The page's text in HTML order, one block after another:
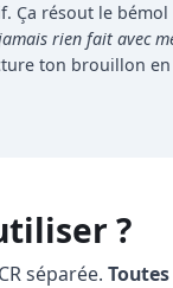
Ça résout le
rien fait avec
ton brouillon
?
séparée.